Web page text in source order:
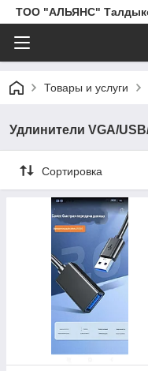
ТОО "АЛЬЯНС"
Товары и услуги
Удлинители VGA/USB/
Сортировка